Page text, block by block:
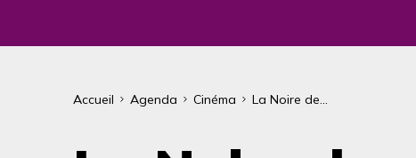
Fil
Accueil Agenda Cinéma La Noire de...